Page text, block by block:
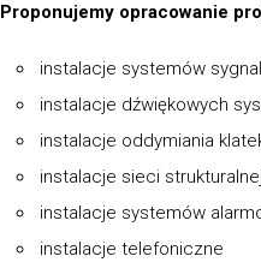
Proponujemy opracowanie
instalacje systemów
instalacje dźwiękowych
instalacje oddymiania
instalacje sieci
instalacje systemów
instalacje telefoniczne